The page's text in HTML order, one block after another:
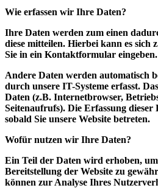
Wie erfassen wir Ihre Daten?
Ihre Daten werden zum einen
diese mitteilen. Hierbei kann es sich
Sie in ein Kontaktformular eingeben.
Andere Daten werden automatisch
durch unsere IT-Systeme erfasst.
Daten (z.B. Internetbrowser,
Seitenaufrufs). Die Erfassung
sobald Sie unsere Website betreten.
Wofür nutzen wir Ihre Daten?
Ein Teil der Daten wird erhoben,
Bereitstellung der Website zu
können zur Analyse Ihres